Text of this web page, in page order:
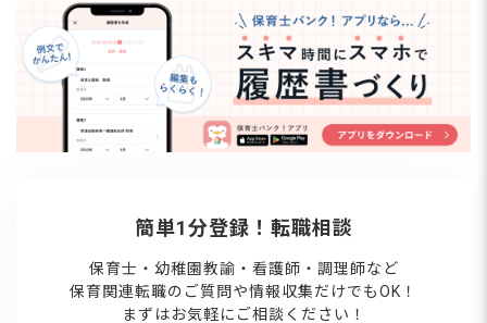
簡単1分登録！転職相談
保育士・幼稚園教諭・看護師・調理師など
保育関連転職のご質問や情報収集だけでもOK！
まずはお気軽にご相談ください！